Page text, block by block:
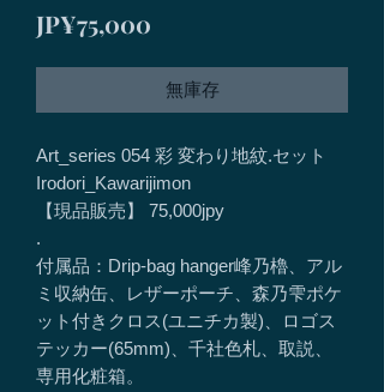
JP¥75,000
無庫存
Art_series 054 彩 変わり地紋.セット
Irodori_Kawarijimon
【現品販売】 75,000jpy
.
付属品：Drip-bag hanger峰乃櫓、アル
ミ収納缶、レザーポーチ、森乃雫ポケ
ット付きクロス(ユニチカ製)、ロゴス
テッカー(65mm)、千社色札、取説、
専用化粧箱。